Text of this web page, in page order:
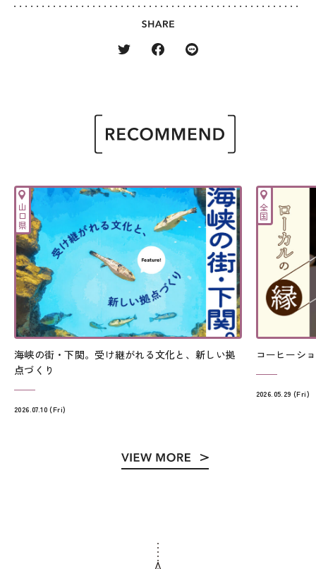
山口県
海峡の街・下関。受け継がれる文化と、新しい拠
点づくり
2026.07.10 (Fri)
全国
コーヒーシ
2026.05.29 (Fri)